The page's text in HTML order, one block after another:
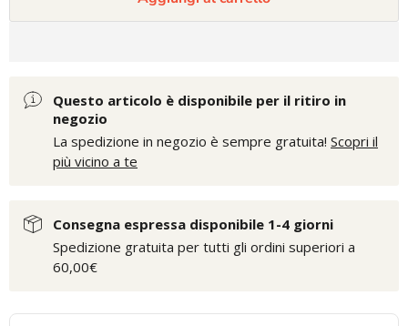
Questo articolo è disponibile per il ritiro in
negozio
La spedizione in negozio è sempre gratuita! Scopri il
più vicino a te
Consegna espressa disponibile 1-4 giorni
Spedizione gratuita per tutti gli ordini superiori a
60,00€